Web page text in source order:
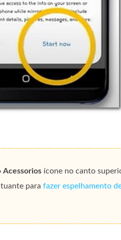
Acessorios ícone no canto
para fazer espelhamento